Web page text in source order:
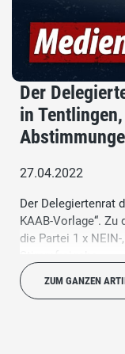
Der
in
27.04.2022
Der Delegiertenrat
KAAB-Vorlage“. Zu
die Partei 1 x
ZUM GANZEN